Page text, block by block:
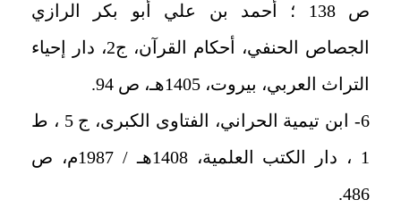
ص 138 ؛ أحمد بن علي أبو بكر الرازي
الجصاص الحنفي، أحكام القرآن، ج2، دار إحياء
التراث العربي، بيروت، 1405هـ، ص 94.
6- ابن تيمية الحراني، الفتاوى الكبرى، ج 5 ، ط
1 ، دار الكتب العلمية، 1408هـ / 1987م، ص
486.